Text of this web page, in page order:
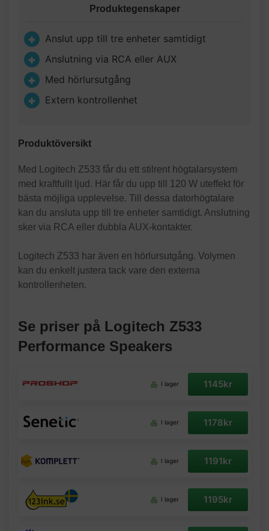
Produktegenskaper
Anslut upp till tre enheter samtidigt
Anslutning via RCA eller AUX
Med hörlursutgång
Extern kontrollenhet
Produktöversikt
Med Logitech Z533 får du ett stilrent högtalarsystem
med kraftfullt ljud. Här får du upp till 120 W uteffekt för
bästa möjliga upplevelse. Till dessa datorhögtalare
kan du ansluta upp till tre enheter samtidigt. Anslutning
sker via RCA eller dubbla AUX-kontakter.
Logitech Z533 har även en hörlursutgång. Volymen
kan du enkelt justera tack vare den externa
kontrollenheten.
Se priser på Logitech Z533
Performance Speakers
I lager 1145kr
I lager 1178kr
I lager 1191kr
I lager 1195kr